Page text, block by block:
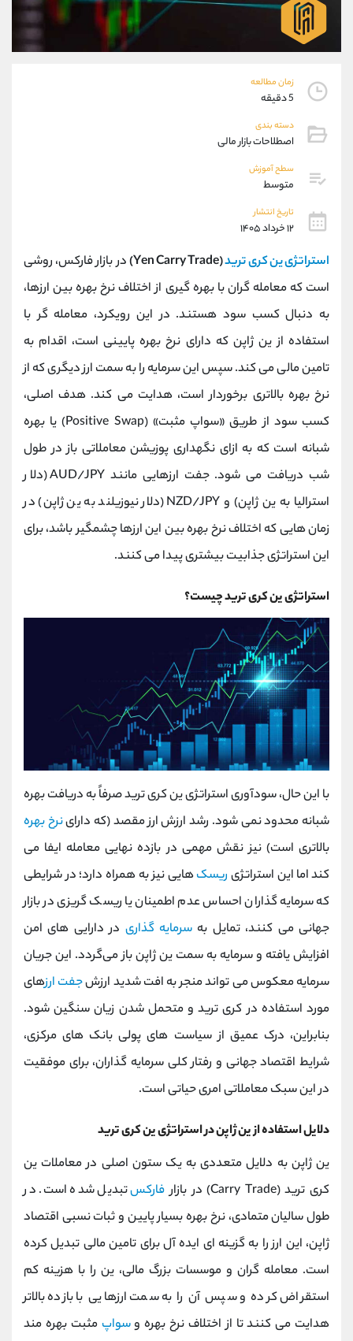
زمان مطالعه
5 دقیقه
دسته بندی
اصطلاحات بازار مالی
سطح آموزش
متوسط
تاریخ انتشار
۱۲ خرداد ۱۴۰۵
استراتژی ین کری ترید(Yen Carry Trade)
در بازار فارکس، روشی
است که معامله ‌گران با بهره‌ گیری از اختلاف نرخ بهره بین ارزها،
به دنبال کسب سود هستند. در این رویکرد، معامله ‌گر با
استفاده از ین ژاپن که دارای نرخ بهره پایینی است، اقدام به
تامین مالی می کند. سپس این سرمایه را به سمت ارز دیگری که از
نرخ بهره بالاتری برخوردار است، هدایت می کند. هدف اصلی،
کسب سود از طریق «سواپ مثبت» (Positive Swap) یا بهره
شبانه است که به ازای نگهداری پوزیشن معاملاتی باز در طول
شب دریافت می ‌شود. جفت ‌ارزهایی مانند AUD/JPY (دلار
استرالیا به ین ژاپن) و NZD/JPY (دلار نیوزیلند به ین ژاپن) در
زمان‌ هایی که اختلاف نرخ بهره بین این ارزها چشمگیر باشد، برای
این استراتژی جذابیت بیشتری پیدا می کنند.
استراتژی ین کری ترید چیست؟
با این حال، سودآوری استراتژی ین کری ترید صرفاً به دریافت بهره
شبانه محدود نمی ‌شود. رشد ارزش ارز مقصد (که داراینرخ بهره
بالاتری است) نیز نقش مهمی در بازده نهایی معامله ایفا می
کند اما این استراتژی ریسک‌هایی نیز به همراه دارد؛ در شرایطی
که سرمایه ‌گذاران احساس عدم اطمینان یا ریسک ‌گریزی در بازار
جهانی می کنند، تمایل به سرمایه ‌گذاری در دارایی ‌های امن
افزایش یافته و سرمایه به سمت ین ژاپن باز می‌گردد. این جریان
سرمایه معکوس می ‌تواند منجر به افت شدید ارزشجفت ‌ارزهای
مورد استفاده در کری ترید و متحمل شدن زیان سنگین شود.
بنابراین، درک عمیق از سیاست ‌های پولی بانک ‌های مرکزی،
شرایط اقتصاد جهانی و رفتار کلی سرمایه ‌گذاران، برای موفقیت
در این سبک معاملاتی امری حیاتی است.
دلایل استفاده از ین ژاپن در استراتژی ین کری ترید
ین ژاپن به دلایل متعددی به یک ستون اصلی در معاملات ین
کری ترید (Carry Trade) در بازار
فارکستبدیل شده است. در
طول سالیان متمادی، نرخ بهره بسیار پایین و ثبات نسبی اقتصاد
ژاپن، این ارز را به گزینه‌ ای ایده ‌آل برای تامین مالی تبدیل کرده
است. معامله ‌گران و موسسات بزرگ مالی، ین را با هزینه کم
استقراض کرده و سپس آن را به سمت ارزهایی با بازده بالاتر
هدایت می کنند تا از اختلاف نرخ بهره وسواپ مثبت بهره‌ مند
09304891085
واتساپ شروع گفتگو
تلگرام @Armteam_admin_103
پشتیبان فروش
موبایل
اطلاعات تماس
تلفن 021-22021030
021-22021040
اینستاگرام @alireza.mehrabii
کانال تلگرام @alirezamehrabi_com
@alirezamehrabi_official